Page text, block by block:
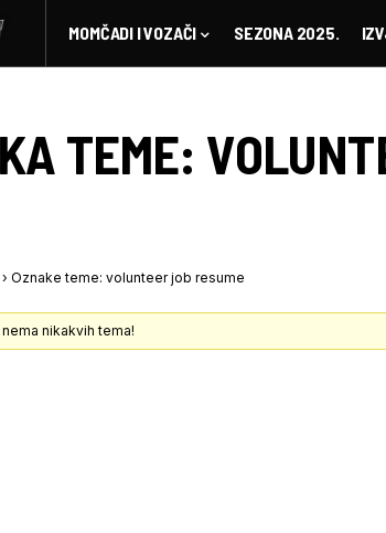
MOMČADI I VOZAČI SEZONA 2025.
TEME:
› Oznake teme: volunteer job resume
nikakvih tema!